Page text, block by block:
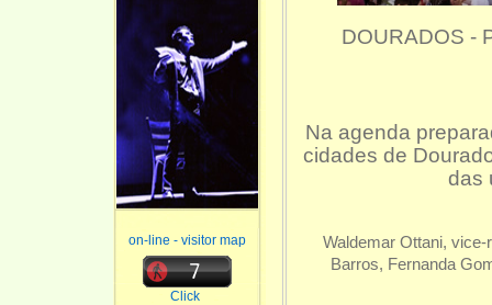
on-line - visitor map
Click
DOURADOS -
Na agenda
cidades de
das
Waldemar Ottani,
Barros, Fernanda